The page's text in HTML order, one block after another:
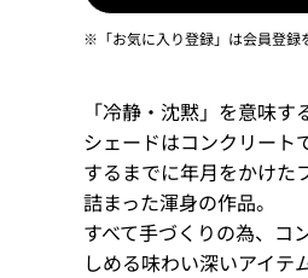
※「お気に入り登録」は会員登録
「冷静・沈黙」を意味す
シェードはコンクリート
するまでに年月をかけた
詰まった渾身の作品。
すべて手づくりの為、コ
しめる味わい深いアイテ